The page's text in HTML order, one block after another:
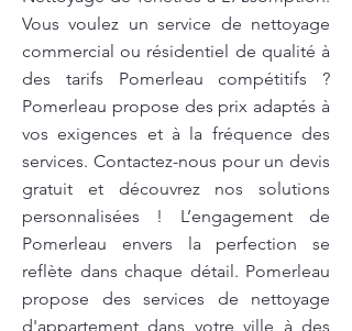
Vous voulez un service de nettoyage
commercial ou résidentiel de qualité à
des tarifs Pomerleau compétitifs ?
Pomerleau propose des prix adaptés à
vos exigences et à la fréquence des
services. Contactez-nous pour un devis
gratuit et découvrez nos solutions
personnalisées ! L’engagement de
Pomerleau envers la perfection se
reflète dans chaque détail. Pomerleau
propose des services de nettoyage
d'appartement dans votre ville à des